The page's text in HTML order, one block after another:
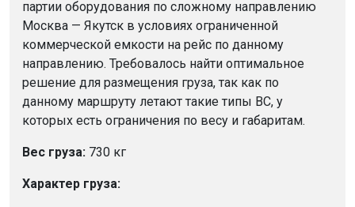
партии оборудования по сложному направлению
Москва — Якутск в условиях ограниченной
коммерческой емкости на рейс по данному
направлению. Требовалось найти оптимальное
решение для размещения груза, так как по
данному маршруту летают такие типы ВС, у
которых есть ограничения по весу и габаритам.
Вес груза: 730 кг
Характер груза: